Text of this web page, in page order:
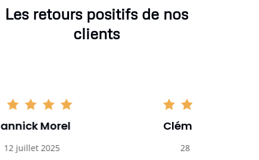
Les retours positifs de nos
clients
Clément Girard